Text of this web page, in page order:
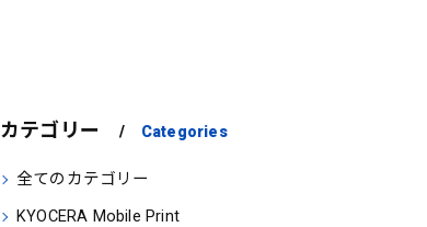
カテゴリー Categories
全てのカテゴリー
KYOCERA Mobile Print